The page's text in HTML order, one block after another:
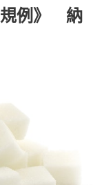
規例》 納